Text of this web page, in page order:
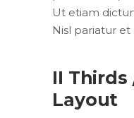
Ut etiam
Nisl pariatur
II Thirds
Layout